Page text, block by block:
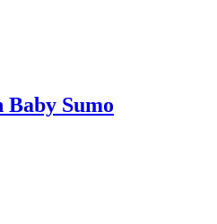
Sumo